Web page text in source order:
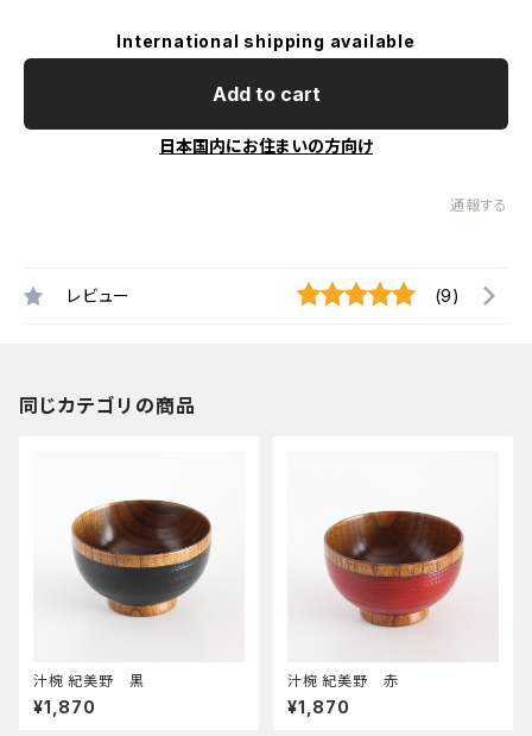
International shipping available
Add to cart
日本国内にお住まいの方向け
通報する
レビュー (9)
同じカテゴリの商品
汁椀 紀美野 黒
¥1,870
汁椀 紀美野 赤
¥1,870